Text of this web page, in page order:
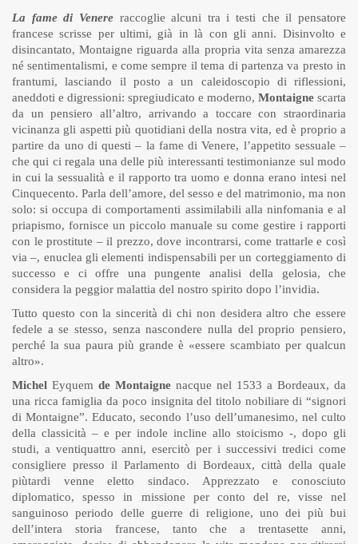
La fame di Venere raccoglie alcuni tra i testi che il pensatore
francese scrisse per ultimi, già in là con gli anni. Disinvolto e
disincantato, Montaigne riguarda alla propria vita senza amarezza
né sentimentalismi, e come sempre il tema di partenza va presto in
frantumi, lasciando il posto a un caleidoscopio di riflessioni,
aneddoti e digressioni: spregiudicato e moderno, Montaigne scarta
da un pensiero all’altro, arrivando a toccare con straordinaria
vicinanza gli aspetti più quotidiani della nostra vita, ed è proprio a
partire da uno di questi – la fame di Venere, l’appetito sessuale –
che qui ci regala una delle più interessanti testimonianze sul modo
in cui la sessualità e il rapporto tra uomo e donna erano intesi nel
Cinquecento. Parla dell’amore, del sesso e del matrimonio, ma non
solo: si occupa di comportamenti assimilabili alla ninfomania e al
priapismo, fornisce un piccolo manuale su come gestire i rapporti
con le prostitute – il prezzo, dove incontrarsi, come trattarle e così
via –, enuclea gli elementi indispensabili per un corteggiamento di
successo e ci offre una pungente analisi della gelosia, che
considera la peggior malattia del nostro spirito dopo l’invidia.
Tutto questo con la sincerità di chi non desidera altro che essere
fedele a se stesso, senza nascondere nulla del proprio pensiero,
perché la sua paura più grande è «essere scambiato per qualcun
altro».
Michel Eyquem de Montaigne nacque nel 1533 a Bordeaux, da
una ricca famiglia da poco insignita del titolo nobiliare di “signori
di Montaigne”. Educato, secondo l’uso dell’umanesimo, nel culto
della classicità – e per indole incline allo stoicismo -, dopo gli
studi, a ventiquattro anni, esercitò per i successivi tredici come
consigliere presso il Parlamento di Bordeaux, città della quale
piùtardi venne eletto sindaco. Apprezzato e conosciuto
diplomatico, spesso in missione per conto del re, visse nel
sanguinoso periodo delle guerre di religione, uno dei più bui
dell’intera storia francese, tanto che a trentasette anni,